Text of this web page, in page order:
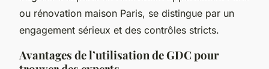
ou rénovation maison Paris, se distingue par un
engagement sérieux et des contrôles stricts.
Avantages de l’utilisation de GDC pour